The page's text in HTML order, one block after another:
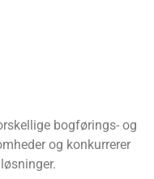
bogførings- og
og konkurrerer